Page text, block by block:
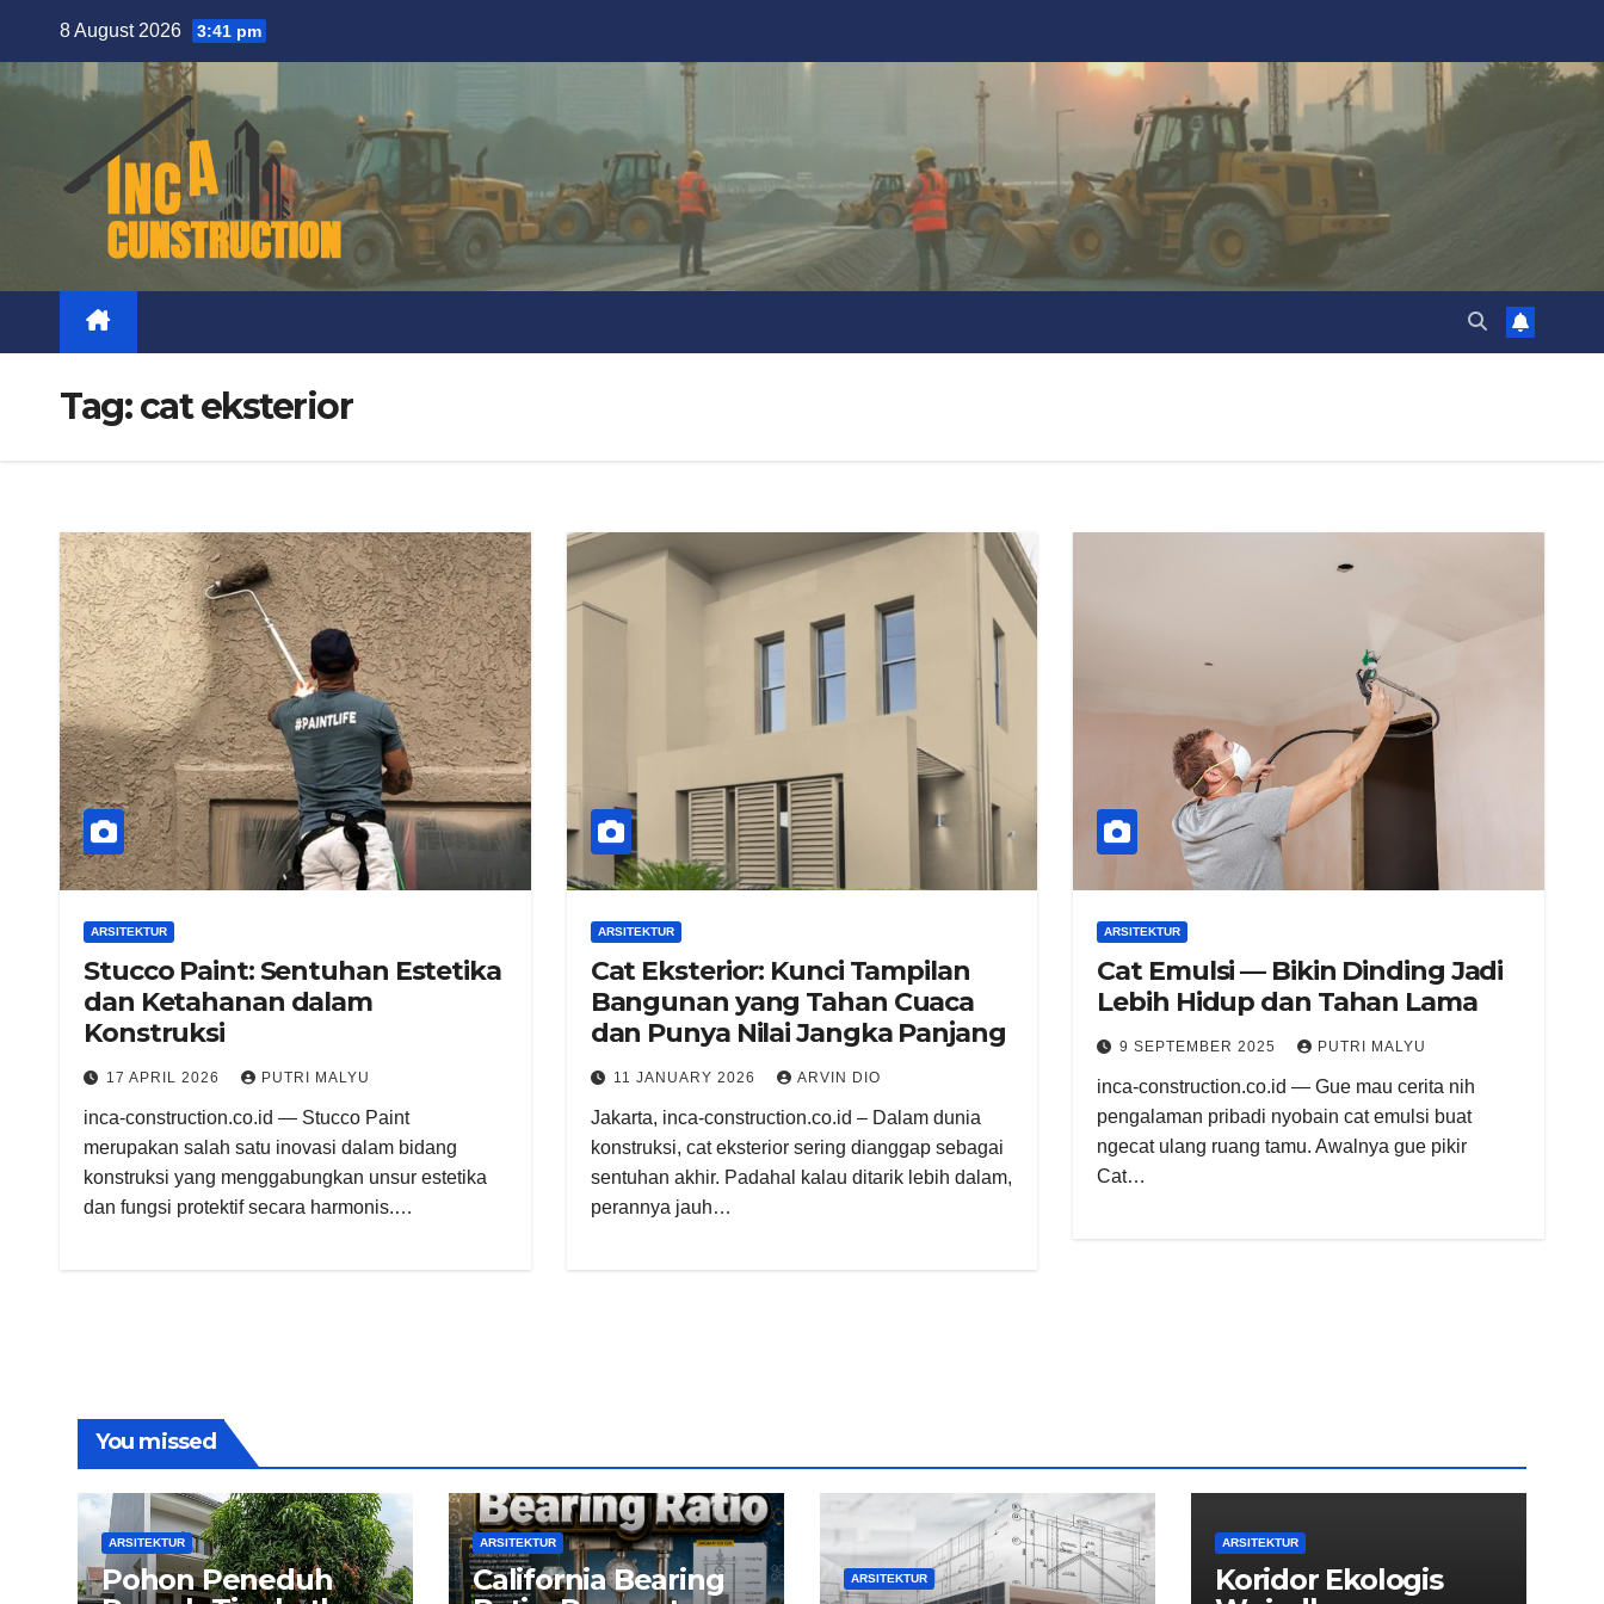
content
8 August 2026 3:41 pm
Tag:cat eksterior
ARSITEKTUR
Stucco Paint: Sentuhan Estetika
dan Ketahanan dalam
Konstruksi
17 APRIL 2026 PUTRI MALYU
inca-construction.co.id — Stucco Paint
merupakan salah satu inovasi dalam bidang
konstruksi yang menggabungkan unsur estetika
dan fungsi protektif secara harmonis.…
ARSITEKTUR
Cat Eksterior: Kunci Tampilan
Bangunan yang Tahan Cuaca
dan Punya Nilai Jangka Panjang
11 JANUARY 2026 ARVIN DIO
Jakarta, inca-construction.co.id – Dalam dunia
konstruksi, cat eksterior sering dianggap sebagai
sentuhan akhir. Padahal kalau ditarik lebih dalam,
perannya jauh…
ARSITEKTUR
Cat Emulsi — Bikin Dinding Jadi
Lebih Hidup dan Tahan Lama
9 SEPTEMBER 2025 PUTRI MALYU
inca-construction.co.id — Gue mau cerita nih
pengalaman pribadi nyobain cat emulsi buat
ngecat ulang ruang tamu. Awalnya gue pikir
Cat…
You missed
ARSITEKTUR
Pohon Peneduh
ARSITEKTUR
California Bearing
ARSITEKTUR
ARSITEKTUR
Koridor Ekologis